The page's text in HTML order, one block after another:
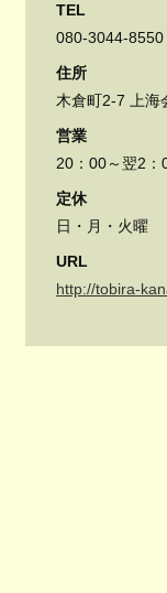
TEL
080-3044-8550
住所
木倉町2-7 上海
営業
20：00～翌2：
定休
日・月・火曜
URL
http://tobira-